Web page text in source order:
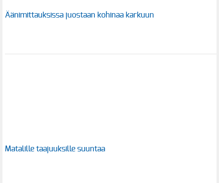
Äänimittauksissa juostaan kohinaa karkuun
Matalille taajuuksille suuntaa